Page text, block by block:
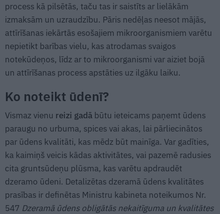
process kā pilsētās, taču tas ir saistīts ar lielākām
izmaksām un uzraudzību. Pāris nedēļas neesot mājās,
attīrīšanas iekārtās esošajiem mikroorganismiem varētu
nepietikt barības vielu, kas atrodamas svaigos
notekūdeņos, līdz ar to mikroorganismi var aiziet bojā
un attīrīšanas process apstāties uz ilgāku laiku.
Ko noteikt ūdenī?
Vismaz vienu reizi gadā būtu ieteicams paņemt ūdens
paraugu no urbuma, spices vai akas, lai pārliecinātos
par ūdens kvalitāti, kas mēdz būt mainīga. Var gadīties,
ka kaimiņš veicis kādas aktivitātes, vai pazemē radusies
cita gruntsūdeņu plūsma, kas varētu apdraudēt
dzeramo ūdeni. Detalizētas dzeramā ūdens kvalitātes
prasības ir definētas Ministru kabineta noteikumos Nr.
547 Dzeramā ūdens obligātās nekaitīguma un kvalitātes